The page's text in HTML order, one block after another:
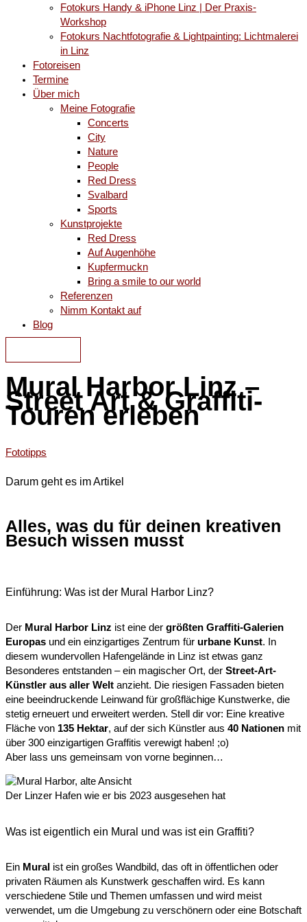
Fotokurs Handy & iPhone Linz | Der Praxis-
Workshop
Fotokurs Nachtfotografie & Lightpainting: Lichtmalerei
in Linz
Fotoreisen
Termine
Über mich
Meine Fotografie
Concerts
City
Nature
People
Red Dress
Svalbard
Sports
Kunstprojekte
Red Dress
Auf Augenhöhe
Kupfermuckn
Bring a smile to our world
Referenzen
Nimm Kontakt auf
Blog
Mural Harbor Linz –
Street Art & Graffiti-
Touren erleben
Fototipps
Darum geht es im Artikel
Alles, was du für deinen kreativen
Besuch wissen musst
Einführung: Was ist der Mural Harbor Linz?
Der Mural Harbor Linz ist eine der größten Graffiti-Galerien
Europas und ein einzigartiges Zentrum für urbane Kunst. In
diesem wundervollen Hafengelände in Linz ist etwas ganz
Besonderes entstanden – ein magischer Ort, der Street-Art-
Künstler aus aller Welt anzieht. Die riesigen Fassaden bieten
eine beeindruckende Leinwand für großflächige Kunstwerke, die
stetig erneuert und erweitert werden. Stell dir vor: Eine kreative
Fläche von 135 Hektar, auf der sich Künstler aus 40 Nationen mit
über 300 einzigartigen Graffitis verewigt haben! ;o)
Aber lass uns gemeinsam von vorne beginnen…
Der Linzer Hafen wie er bis 2023 ausgesehen hat
Was ist eigentlich ein Mural und was ist ein Graffiti?
Ein Mural ist ein großes Wandbild, das oft in öffentlichen oder
privaten Räumen als Kunstwerk geschaffen wird. Es kann
verschiedene Stile und Themen umfassen und wird meist
verwendet, um die Umgebung zu verschönern oder eine Botschaft